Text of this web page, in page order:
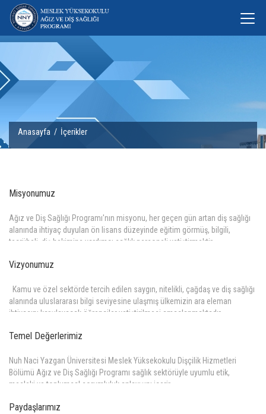
Anasayfa / İçerikler
Misyonumuz
Ağız ve Diş Sağlığı Programı'nın misyonu, her geçen gün artan diş sağlığı
alanında ihtiyaç duyulan ön lisans düzeyinde eğitim görmüş, bilgili,
tecrübeli, diş hekimine yardımcı sağlık personeli yetiştirmektir.
Vizyonumuz
Kamu ve özel sektörde tercih edilen saygın, nitelikli, çağdaş ve diş sağlığı
alanında uluslararası bilgi seviyesine ulaşmış ülkemizin ara eleman
ihtiyacını karşılayacak öğrenciler yetiştirilmesi amaçlanmaktadır.
Temel Değerlerimiz
Nuh Naci Yazgan Üniversitesi Meslek Yüksekokulu Dişçilik Hizmetleri
Bölümü Ağız ve Diş Sağlığı Programı sağlık sektörüyle uyumlu etik,
mesleki ve toplumsal sorumluluk anlayışını içerir.
Paydaşlarımız